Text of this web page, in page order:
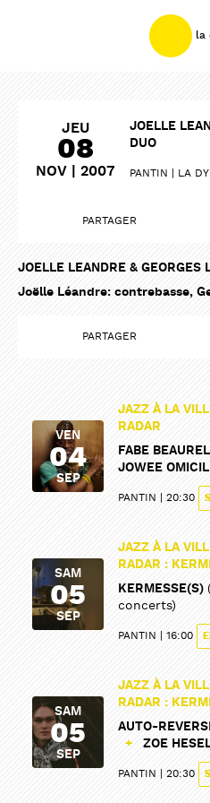
la
JEU
08
NOV | 2007
JOELLE
DUO
PANTIN LA
PARTAGER
JOELLE LEANDRE & GEORGES
Joëlle Léandre: contrebasse,
PARTAGER
VEN
04
SEP
JAZZ À LA
RADAR
FABE
JOWEE OMICIL
PANTIN 20:30
SAM
05
SEP
JAZZ À LA
RADAR :
KERMESSE(S)
concerts)
PANTIN 16:00
SAM
05
SEP
JAZZ À LA
RADAR :
AUTO-
+
ZOE
PANTIN 20:30